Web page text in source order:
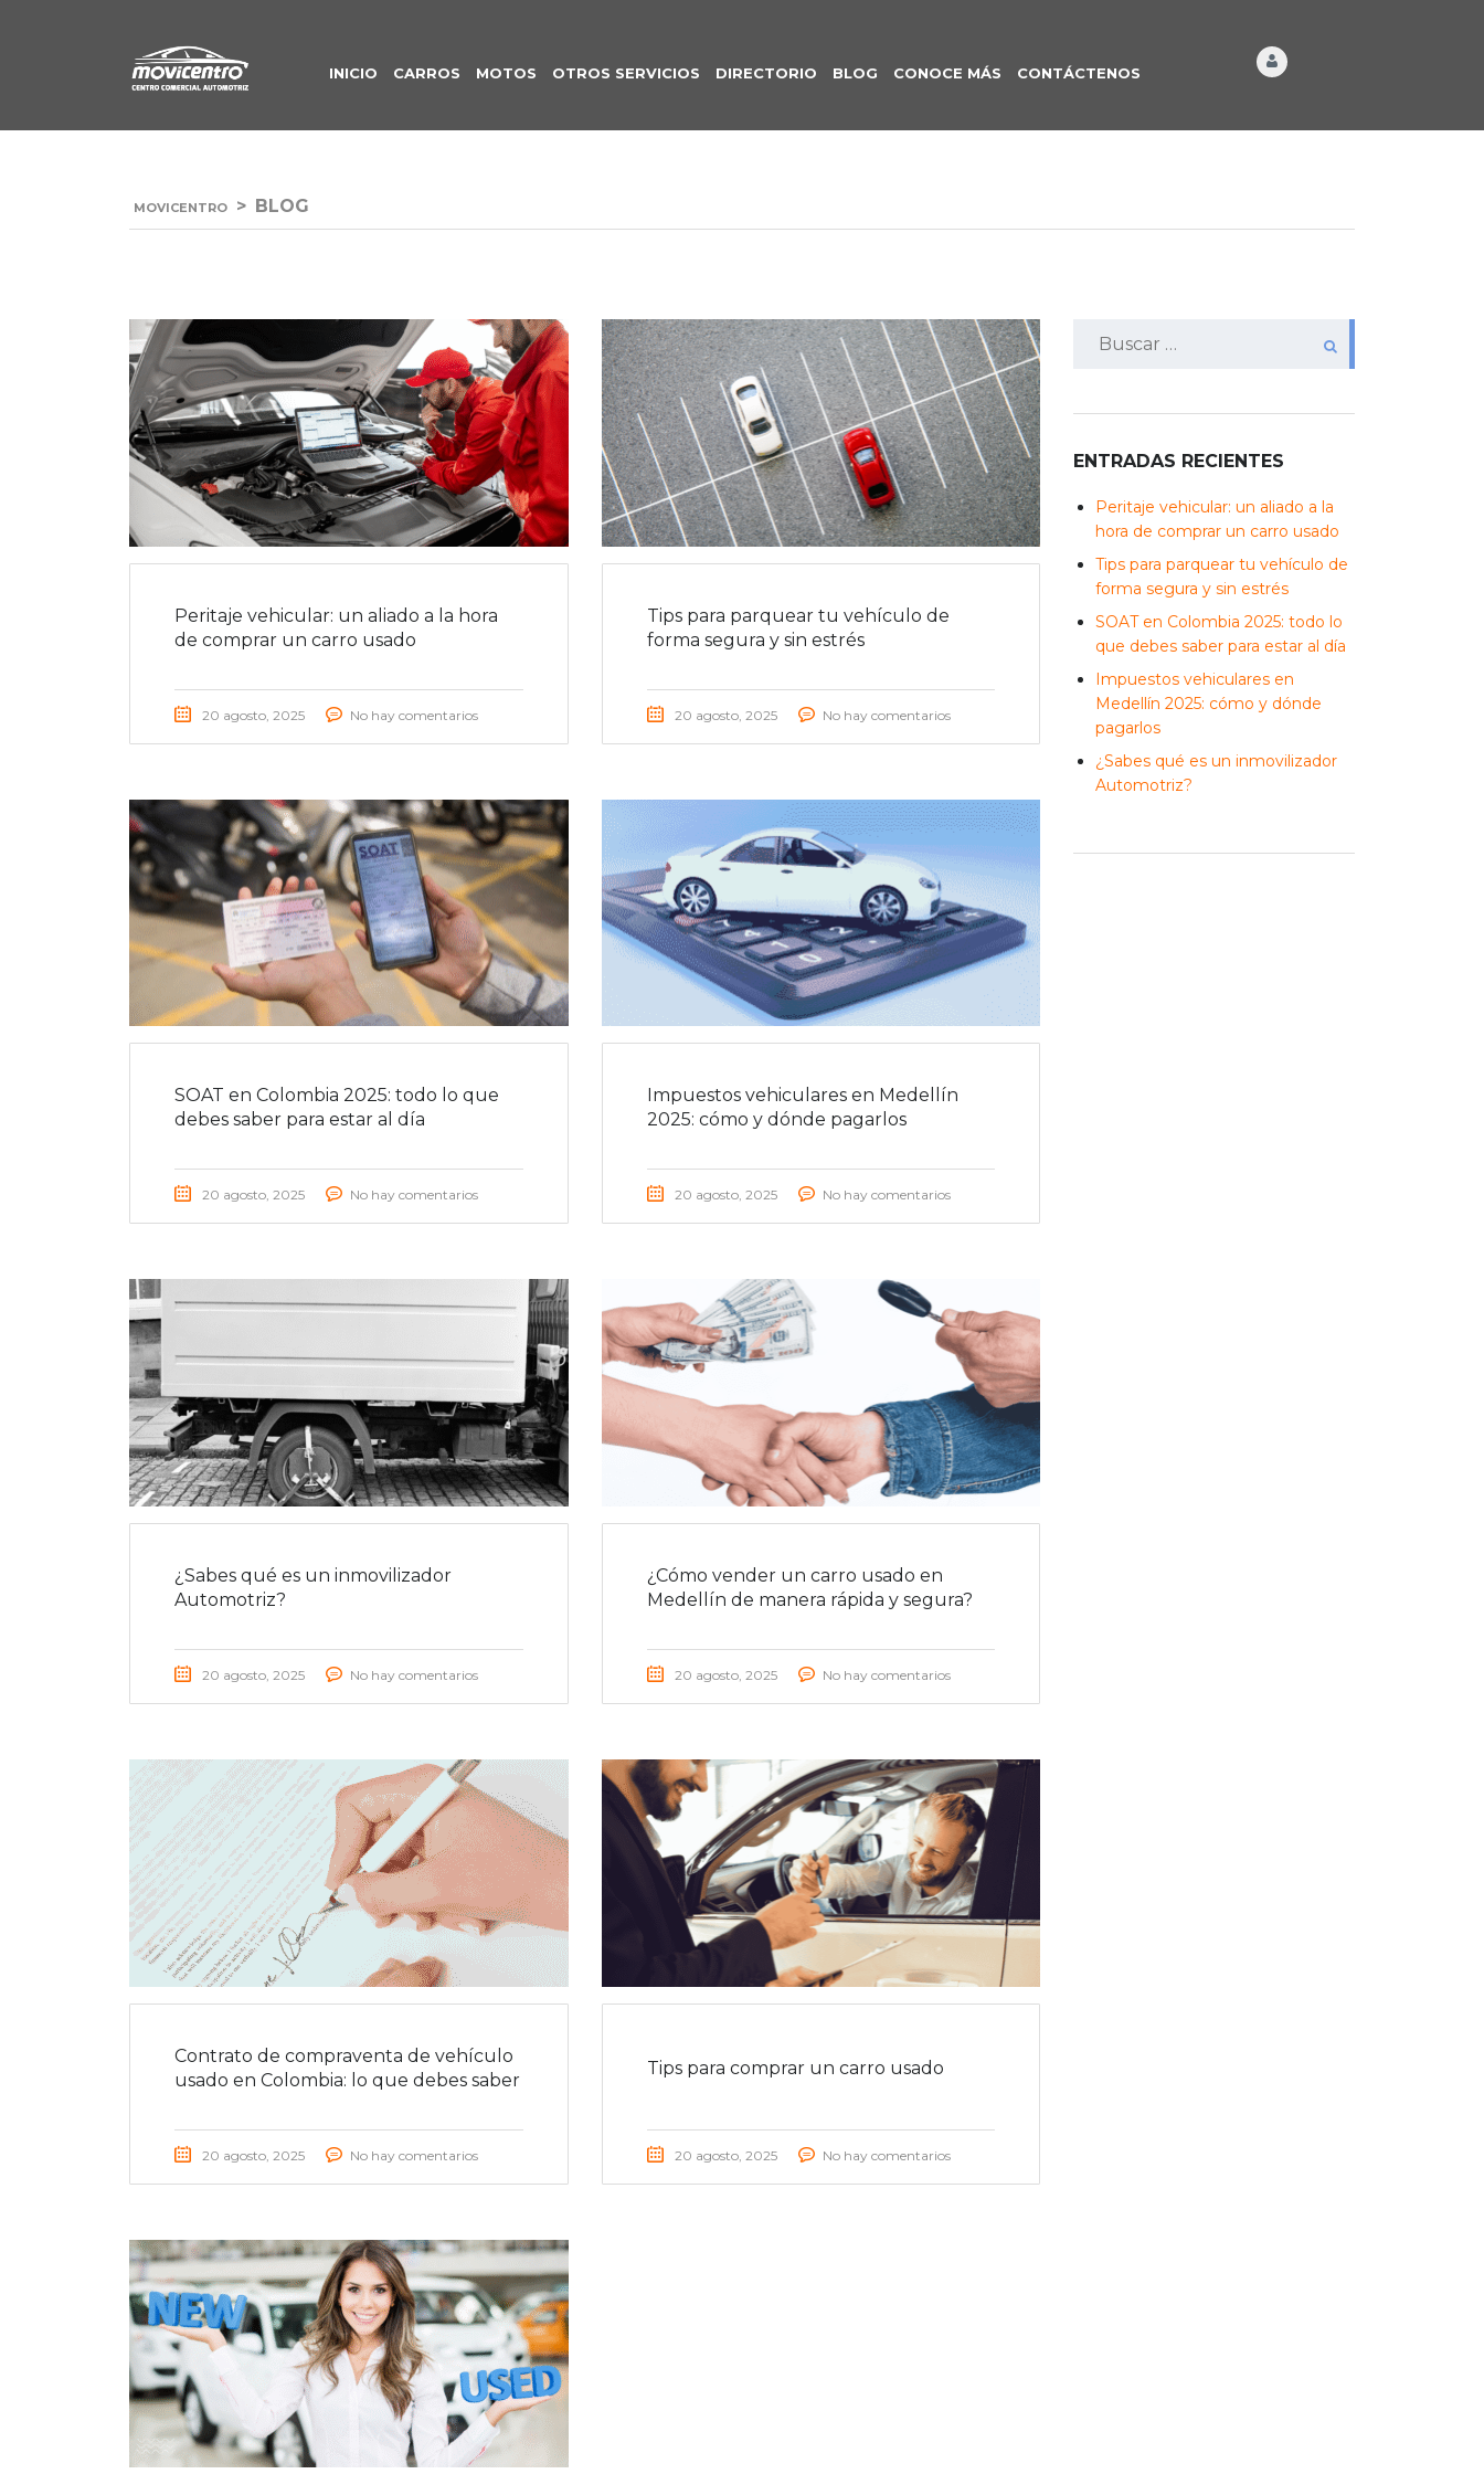
INICIO CARROS MOTOS OTROS SERVICIOS DIRECTORIO BLOG CONOCE MÁS CONTÁCTENOS
MOVICENTRO > BLOG
Peritaje vehicular: un aliado a la hora
de comprar un carro usado
20 agosto, 2025 No hay comentarios
Tips para parquear tu vehículo de
forma segura y sin estrés
20 agosto, 2025 No hay comentarios
SOAT en Colombia 2025: todo lo que
debes saber para estar al día
20 agosto, 2025 No hay comentarios
Impuestos vehiculares en Medellín
2025: cómo y dónde pagarlos
20 agosto, 2025 No hay comentarios
¿Sabes qué es un inmovilizador
Automotriz?
20 agosto, 2025 No hay comentarios
¿Cómo vender un carro usado en
Medellín de manera rápida y segura?
20 agosto, 2025 No hay comentarios
Contrato de compraventa de vehículo
usado en Colombia: lo que debes saber
20 agosto, 2025 No hay comentarios
Tips para comprar un carro usado
20 agosto, 2025 No hay comentarios
ENTRADAS RECIENTES
Peritaje vehicular: un aliado a la
hora de comprar un carro usado
Tips para parquear tu vehículo de
forma segura y sin estrés
SOAT en Colombia 2025: todo lo
que debes saber para estar al día
Impuestos vehiculares en
Medellín 2025: cómo y dónde
pagarlos
¿Sabes qué es un inmovilizador
Automotriz?